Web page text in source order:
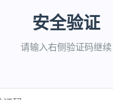
安全验证
请输入右侧验证码继续